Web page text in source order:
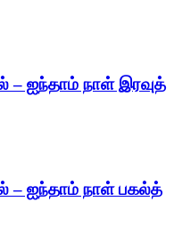
ஐந்தாம் நாள் இரவுத்
– ஐந்தாம் நாள் பகல்த்